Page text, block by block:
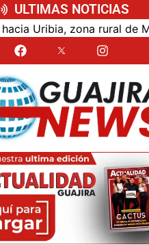
ULTIMAS NOTICIAS
zona rural de Maicao